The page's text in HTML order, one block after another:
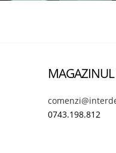
MAGAZINUL
0743.198.812